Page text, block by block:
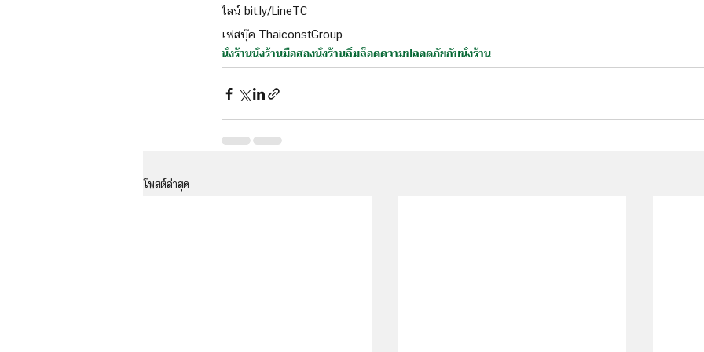
ไลน์ bit.ly/LineTC
เฟสบุ๊ค ThaiconstGroup
นั่งร้านนั่งร้านมือสองนั่งร้านลิ่มล็อคความปลอดภัยกับนั่งร้าน
โพสต์ล่าสุด